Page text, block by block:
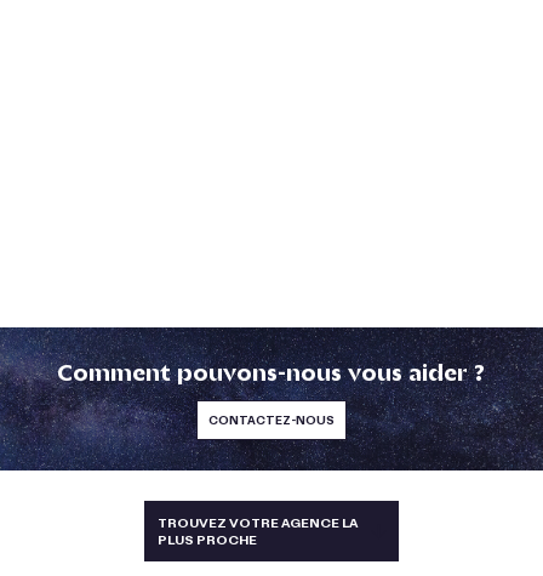
Comment pouvons-nous vous aider ?
CONTACTEZ-NOUS
TROUVEZ VOTRE AGENCE LA
PLUS PROCHE
TAÏWAN
ALLEMAGNE, AUTRICHE, SUISSE